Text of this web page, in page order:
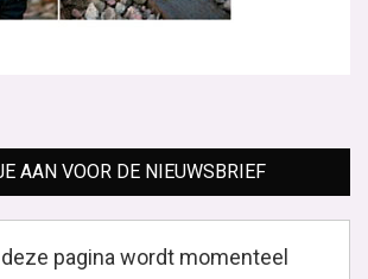
AAN VOOR DE NIEUWSBRIEF
pagina wordt momenteel